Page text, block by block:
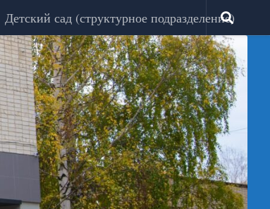
Детский сад (структурное подразделение)